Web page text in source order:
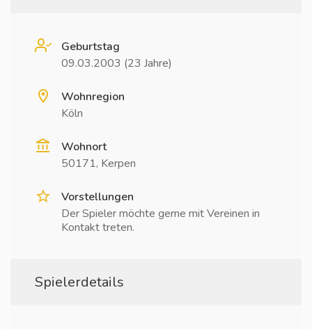
Geburtstag
09.03.2003 (23 Jahre)
Wohnregion
Köln
Wohnort
50171, Kerpen
Vorstellungen
Der Spieler möchte gerne mit Vereinen in
Kontakt treten.
Spielerdetails